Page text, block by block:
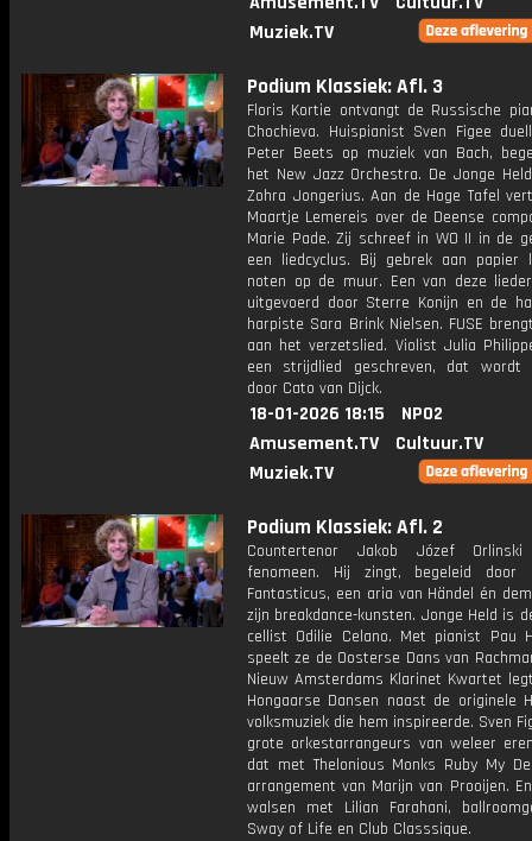
Muziek.TV
Podium Klassiek: Afl. 3
Floris Kortie ontvangt de Russische
Chochieva. Huispianist Sven Figee
Peter Beets op muziek van Bach,
het New Jazz Orchestra. De Jonge
Zohra Jongerius. Aan de Hoge Tafel
Maartje Lemereis over de Deense
Marie Pade. Zij schreef in WO II in de
een liedcyclus. Bij gebrek aan papier
noten op de muur. Een van deze
uitgevoerd door Sterre Konijn en de
harpiste Sara Brink Nielsen. FUSE
aan het verzetslied. Violist Julia
een strijdlied geschreven, dat wordt
door Cato van Dijck.
18-01-2026 18:15
NPO2
Amusement.TV
Cultuur.TV
Muziek.TV
Podium Klassiek: Afl. 2
Countertenor Jakob Józef
fenomeen. Hij zingt, begeleid door
Fantasticus, een aria van Händel én
zijn breakdance-kunsten. Jonge Held is
cellist Odilie Celano. Met pianist Pau
speelt ze de Oosterse Dans van
Nieuw Amsterdams Klarinet Kwartet
Hongaarse Dansen naast de originele
volksmuziek die hem inspireerde. Sven
grote orkestarrangeurs van weleer
dat met Thelonious Monks Ruby My
arrangement van Marijn van Prooijen.
walsen met Lilian Farahani,
Sway of Life en Club Classsique.